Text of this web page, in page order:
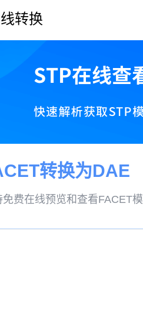
转换
转换为DAE
免费在线预览和查看FACET